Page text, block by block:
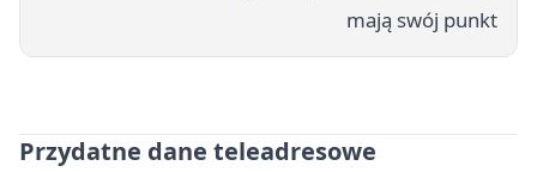
mają swój punkt
Przydatne dane teleadresowe